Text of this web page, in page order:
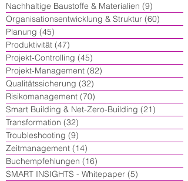
Nachhaltige Baustoffe & Materialien (9)
Organisationsentwicklung & Struktur (60)
Planung (45)
Produktivität (47)
Projekt-Controlling (45)
Projekt-Management (82)
Qualitätssicherung (32)
Risikomanagement (70)
Smart Building & Net-Zero-Building (21)
Transformation (32)
Troubleshooting (9)
Zeitmanagement (14)
Buchempfehlungen (16)
SMART INSIGHTS - Whitepaper (5)